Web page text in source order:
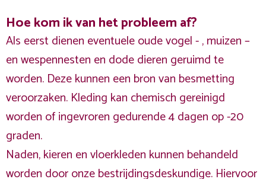
Hoe kom ik van het probleem af?
Als eerst dienen eventuele oude vogel - , muizen –
en wespennesten en dode dieren geruimd te
worden. Deze kunnen een bron van besmetting
veroorzaken. Kleding kan chemisch gereinigd
worden of ingevroren gedurende 4 dagen op -20
graden.
Naden, kieren en vloerkleden kunnen behandeld
worden door onze bestrijdingsdeskundige. Hiervoor